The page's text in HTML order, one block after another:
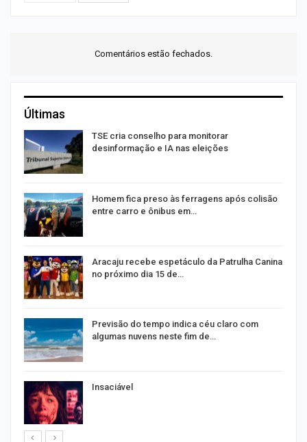
Comentários estão fechados.
Últimas
TSE cria conselho para monitorar
desinformação e IA nas eleições
Homem fica preso às ferragens após colisão
entre carro e ônibus em…
Aracaju recebe espetáculo da Patrulha Canina
no próximo dia 15 de…
Previsão do tempo indica céu claro com
algumas nuvens neste fim de…
Insaciável